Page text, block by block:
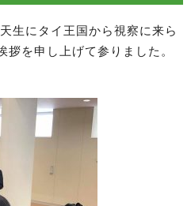
生にタイ王国から視察に来ら
を申し上げて参りました。